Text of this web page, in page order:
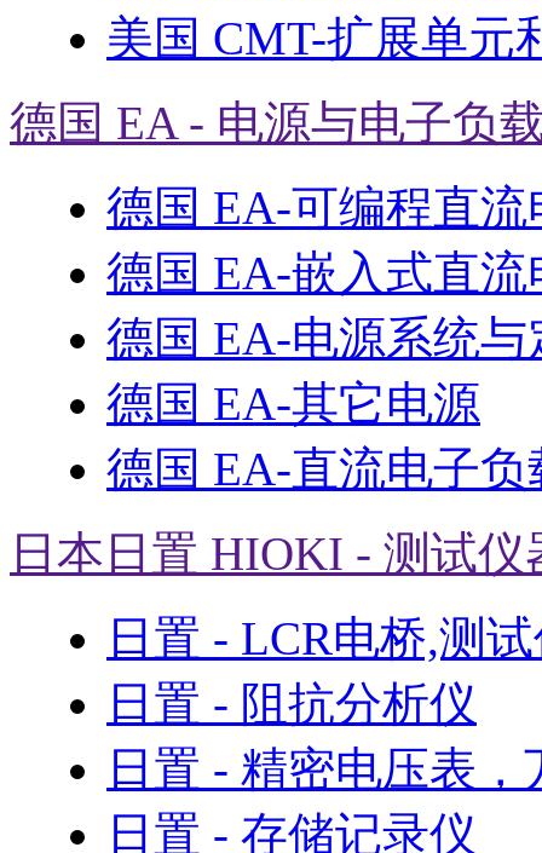
美国 CMT-扩展单元
德国 EA - 电源与电子负
德国 EA-可编程直流
德国 EA-嵌入式直流
德国 EA-电源系统与
德国 EA-其它电源
德国 EA-直流电子负
日本日置 HIOKI - 测试仪
日置 - LCR电桥,测
日置 - 阻抗分析仪
日置 - 精密电压表，
日置 - 存储记录仪